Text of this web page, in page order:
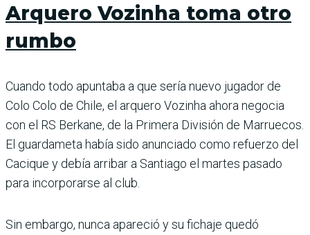
Arquero Vozinha toma otro
rumbo
Cuando todo apuntaba a que sería nuevo jugador de
Colo Colo de Chile, el arquero Vozinha ahora negocia
con el RS Berkane, de la Primera División de Marruecos.
El guardameta había sido anunciado como refuerzo del
Cacique y debía arribar a Santiago el martes pasado
para incorporarse al club.
Sin embargo, nunca apareció y su fichaje quedó